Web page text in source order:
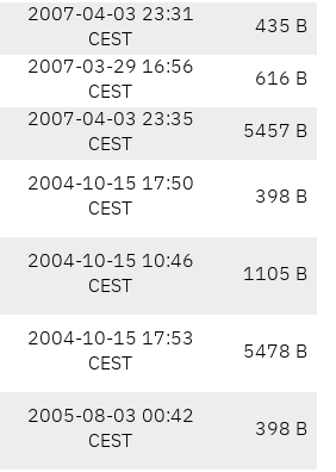
2007-04-03 23:31
CEST
435 B
2007-03-29 16:56
CEST
616 B
2007-04-03 23:35
CEST
5457 B
2004-10-15 17:50
CEST
398 B
2004-10-15 10:46
CEST
1105 B
2004-10-15 17:53
CEST
5478 B
2005-08-03 00:42
CEST
398 B